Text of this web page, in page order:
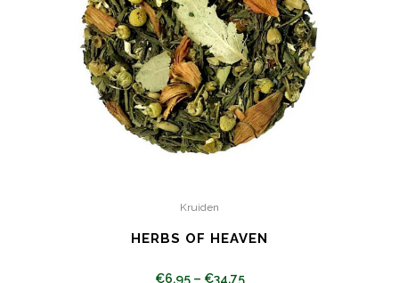
Kruiden
HERBS OF HEAVEN
€6.95– €34.75